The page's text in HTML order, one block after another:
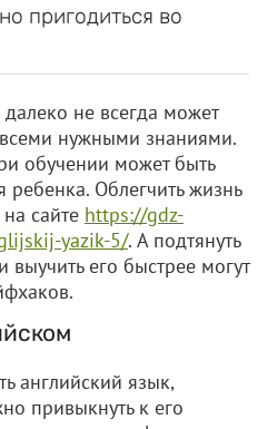
пригодиться во
не всегда может
нужными знаниями.
обучении может быть
Облегчить жизнь
сайте https://gdz-
yazik-5/. А подтянуть
выучить его быстрее могут
английский язык,
привыкнуть к его